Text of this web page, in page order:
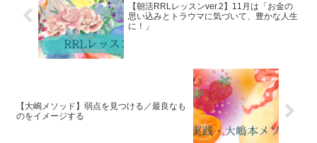
【朝活RRLレッスンver.2】11月は「お金の
思い込みとトラウマに気づいて、豊かな人生
に！」
【大嶋メソッド】弱点を見つける／最良なも
のをイメージする